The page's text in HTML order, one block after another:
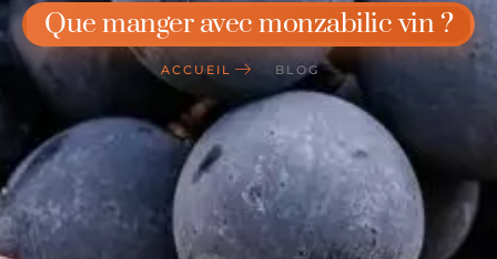
Que manger avec monzabilic vin ?
ACCUEIL BLOG